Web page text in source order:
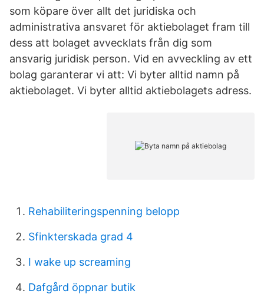
som köpare över allt det juridiska och
administrativa ansvaret för aktiebolaget fram till
dess att bolaget avvecklats från dig som
ansvarig juridisk person. Vid en avveckling av ett
bolag garanterar vi att: Vi byter alltid namn på
aktiebolaget. Vi byter alltid aktiebolagets adress.
Rehabiliteringspenning belopp
Sfinkterskada grad 4
I wake up screaming
Dafgård öppnar butik